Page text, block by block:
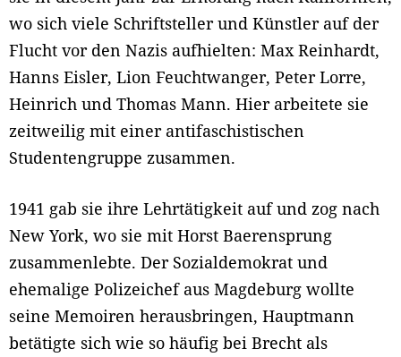
wo sich viele Schriftsteller und Künstler auf der
Flucht vor den Nazis aufhielten: Max Reinhardt,
Hanns Eisler, Lion Feuchtwanger, Peter Lorre,
Heinrich und Thomas Mann. Hier arbeitete sie
zeitweilig mit einer antifaschistischen
Studentengruppe zusammen.
1941 gab sie ihre Lehrtätigkeit auf und zog nach
New York, wo sie mit Horst Baerensprung
zusammenlebte. Der Sozialdemokrat und
ehemalige Polizeichef aus Magdeburg wollte
seine Memoiren herausbringen, Hauptmann
betätigte sich wie so häufig bei Brecht als